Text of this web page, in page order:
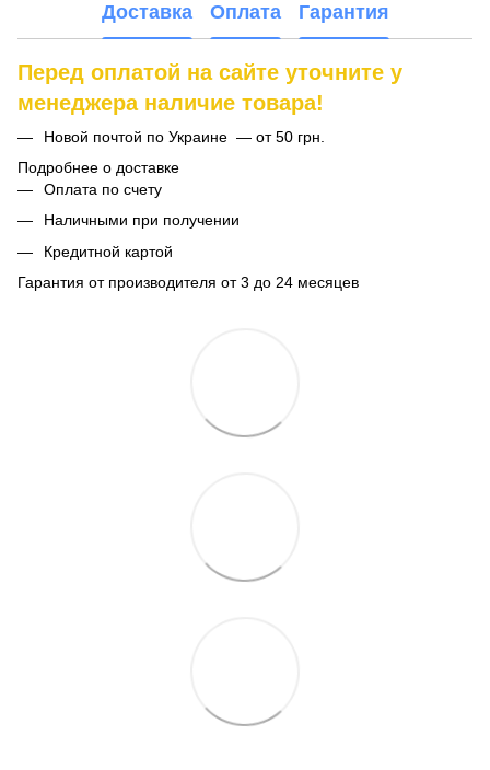
Доставка Оплата Гарантия
Перед оплатой на сайте уточните у
менеджера наличие товара!
Новой почтой по Украине — от 50 грн.
Подробнее о доставке
Оплата по счету
Наличными при получении
Кредитной картой
Гарантия от производителя от 3 до 24 месяцев